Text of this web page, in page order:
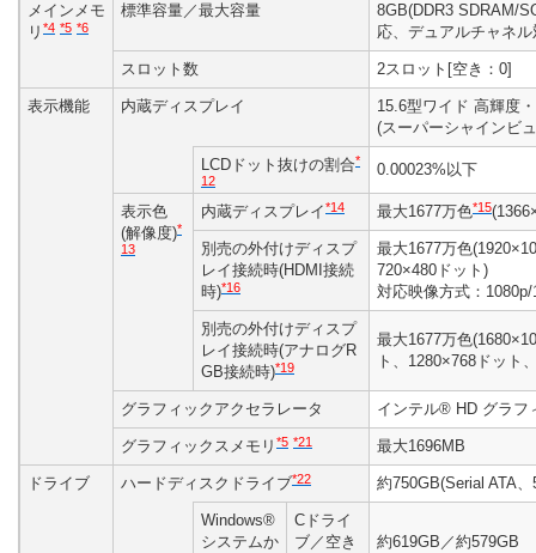
メインメモ
リ *4 *5 *6
標準容量／最大容量
8GB(DDR3 SDRAM/
応、デュアルチャネ
スロット数 2スロット[空き：0]
表示機能 内蔵ディスプレイ
15.6型ワイド 高輝度
(スーパーシャインビ
LCDドット抜けの割合*
12
0.00023%以下
表示色
(解像度)*
13
内蔵ディスプレイ*14 最大1677万色*15
別売の外付けディスプ
レイ接続時(HDMI接続
時)*16
最大1677万色
720×480ドット)
対応映像方式：
別売の外付けディスプ
レイ接続時(アナログR
GB接続時)*19
最大1677万色
ト、1280×768ドット
グラフィックアクセラレータ インテル® HD グラフ
グラフィックスメモリ *5 *21 最大1696MB
ドライブ ハードディスクドライブ*22 約750GB(Serial ATA
Windows®
システムか
Cドライ
ブ／空き
約619GB／約579GB